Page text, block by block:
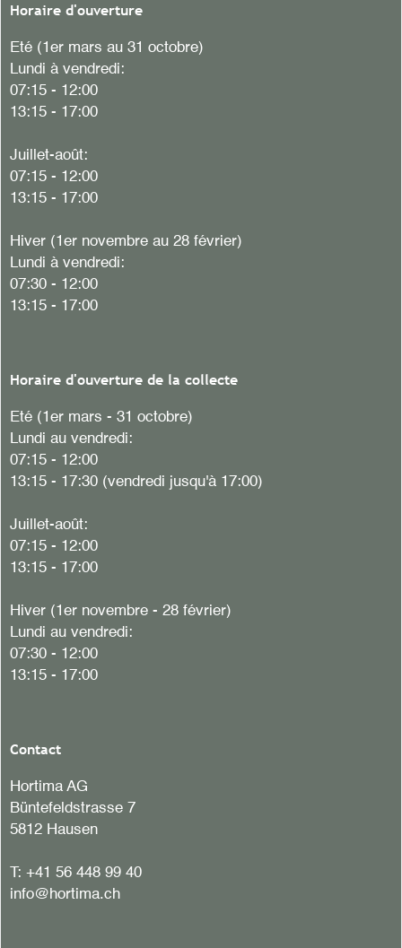
Horaire d'ouverture
Eté (1er mars au 31 octobre)
Lundi à vendredi:
07:15 - 12:00
13:15 - 17:00
Juillet-août:
07:15 - 12:00
13:15 - 17:00
Hiver (1er novembre au 28 février)
Lundi à vendredi:
07:30 - 12:00
13:15 - 17:00
Horaire d'ouverture de la collecte
Eté (1er mars - 31 octobre)
Lundi au vendredi:
07:15 - 12:00
13:15 - 17:30 (vendredi jusqu'à 17:00)
Juillet-août:
07:15 - 12:00
13:15 - 17:00
Hiver (1er novembre - 28 février)
Lundi au vendredi:
07:30 - 12:00
13:15 - 17:00
Contact
Hortima AG
Büntefeldstrasse 7
5812 Hausen
T: +41 56 448 99 40
info@hortima.ch